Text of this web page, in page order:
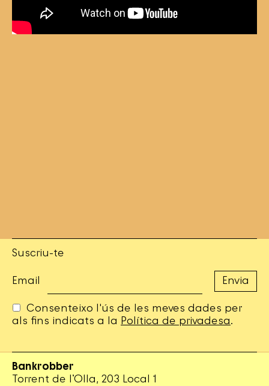
Suscriu-te
Email
Consenteixo l'ús de les meves dades per
als fins indicats a la Política de privadesa.
Bankrobber
Torrent de l’Olla, 203 Local 1